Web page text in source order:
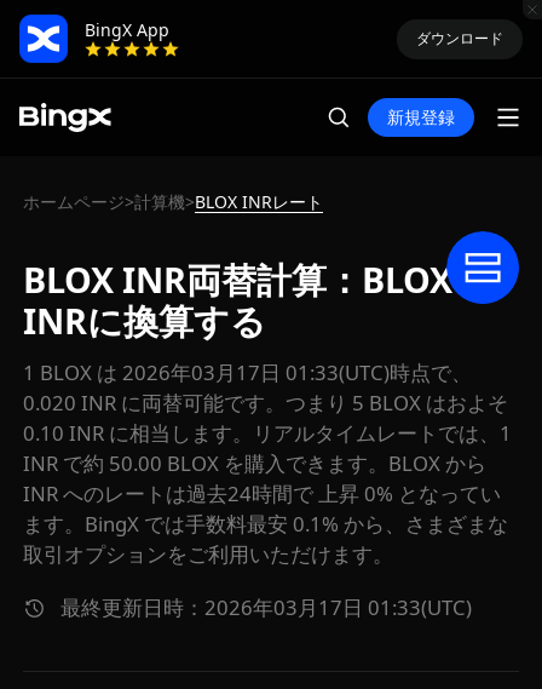
BingX App
ダウンロード
新規登録
ホームページ>計算機>BLOX INRレート
BLOX INR両替計算：BLOXを
INRに換算する
1 BLOX は 2026年03月17日 01:33(UTC)時点で、
0.020 INR に両替可能です。つまり 5 BLOX はおよそ
0.10 INR に相当します。リアルタイムレートでは、1
INR で約 50.00 BLOX を購入できます。BLOX から
INR へのレートは過去24時間で 上昇 0% となってい
ます。BingX では手数料最安 0.1% から、さまざまな
取引オプションをご利用いただけます。
最終更新日時：2026年03月17日 01:33(UTC)